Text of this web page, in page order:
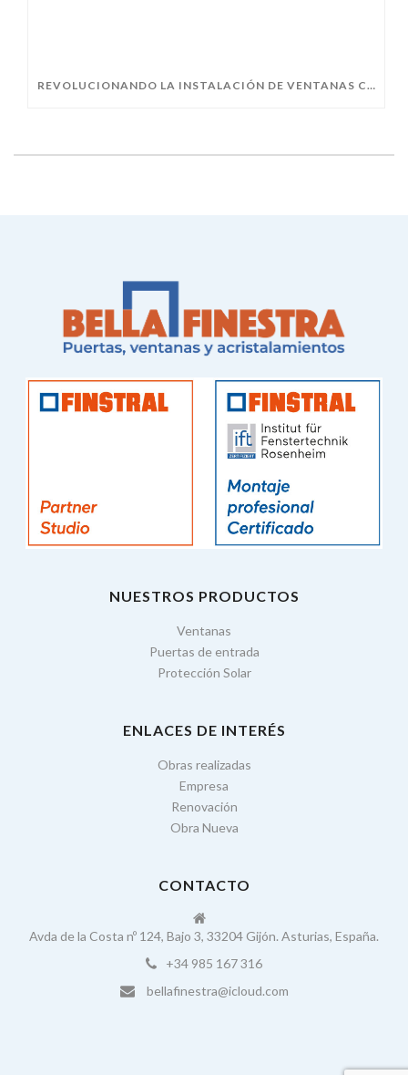
REVOLUCIONANDO LA INSTALACIÓN DE VENTANAS CON EL PREMARCO FIN-FIX
NUESTROS PRODUCTOS
Ventanas
Puertas de entrada
Protección Solar
ENLACES DE INTERÉS
Obras realizadas
Empresa
Renovación
Obra Nueva
CONTACTO
Avda de la Costa nº 124, Bajo 3, 33204 Gijón. Asturias, España.
+34 985 167 316
bellafinestra@icloud.com